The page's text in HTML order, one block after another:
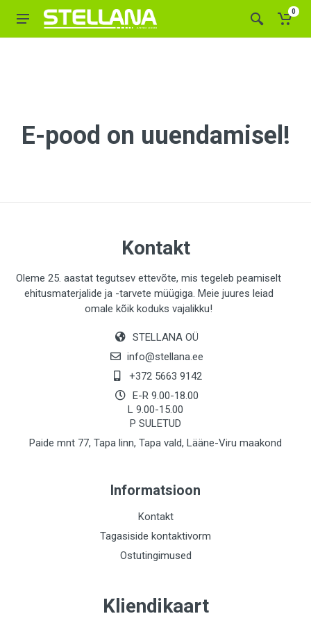
0
E-pood on uuendamisel!
Kontakt
Oleme 25. aastat tegutsev ettevõte, mis tegeleb peamiselt
ehitusmaterjalide ja -tarvete müügiga. Meie juures leiad
omale kõik koduks vajalikku!
STELLANA OÜ
info@stellana.ee
+372 5663 9142
E-R 9.00-18.00
L 9.00-15.00
P SULETUD
Paide mnt 77, Tapa linn, Tapa vald, Lääne-Viru maakond
Informatsioon
Kontakt
Tagasiside kontaktivorm
Ostutingimused
Kliendikaart